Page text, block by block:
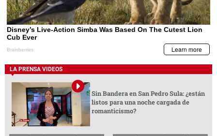
LA PRENSA VIDEOS
Sin Bandera en San Pedro Sula: ¿están
listos para una noche cargada de
romanticismo?